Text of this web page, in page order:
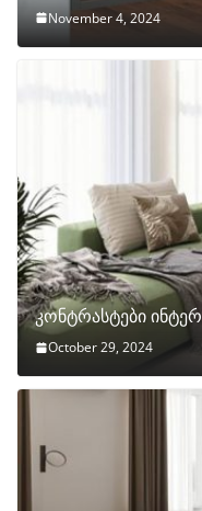
November 4, 2024
კონტრასტები
October 29, 2024